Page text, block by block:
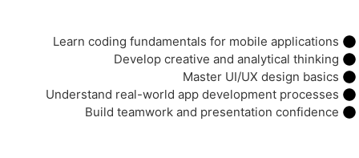
Learn coding fundamentals for mobile applications
Develop creative and analytical thinking
Master UI/UX design basics
Understand real-world app development processes
Build teamwork and presentation confidence